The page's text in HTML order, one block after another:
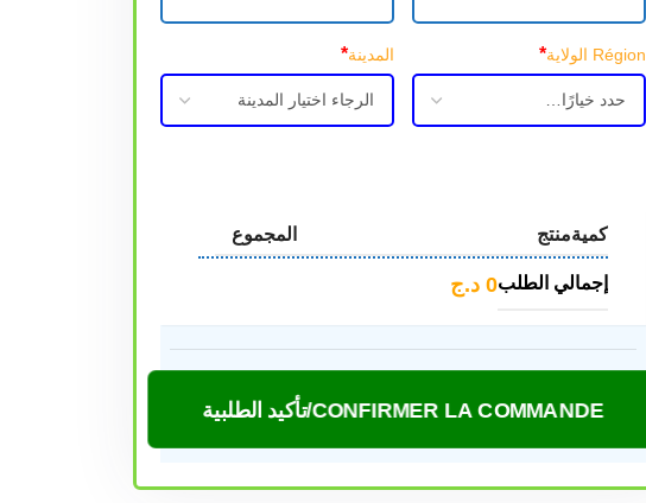
Région الولاية * المدينة*
منتجكمية المجموع
إجمالي الطلب0 د.ج
CONFIRMER LA COMMANDE/تأكيد الطلبية